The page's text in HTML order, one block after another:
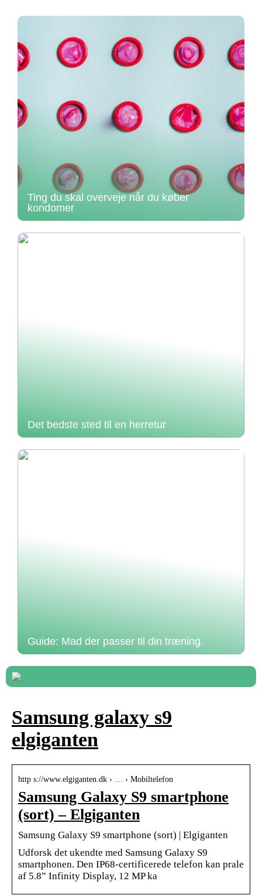
Ting du skal overveje når du køber
kondomer
Det bedste sted til en herretur
Guide: Mad der passer til din træning.
Samsung galaxy s9
elgiganten
http s://www.elgiganten.dk › … › Mobiltelefon
Samsung Galaxy S9 smartphone
(sort) – Elgiganten
Samsung Galaxy S9 smartphone (sort) | Elgiganten
Udforsk det ukendte med Samsung Galaxy S9
smartphonen. Den IP68-certificerede telefon kan prale
af 5.8” Infinity Display, 12 MP ka